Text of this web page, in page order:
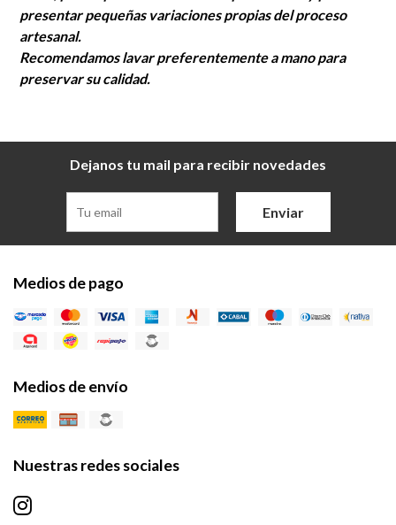
presentar pequeñas variaciones propias del proceso
artesanal.
Recomendamos lavar preferentemente a mano para
preservar su calidad.
Dejanos tu mail para recibir novedades
Enviar
Medios de pago
Medios de envío
Nuestras redes sociales